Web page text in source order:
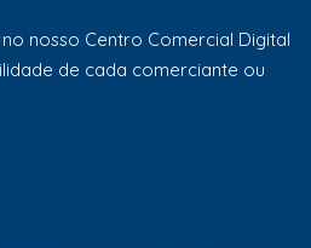
nosso Centro Comercial Digital
de cada comerciante ou